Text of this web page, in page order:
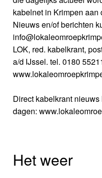
kabelnet in Krimpen aan
Nieuws en/of berichten
LOK, red. kabelkrant,
a/d IJssel. tel. 0180
Direct kabelkrant
dagen:
Het weer